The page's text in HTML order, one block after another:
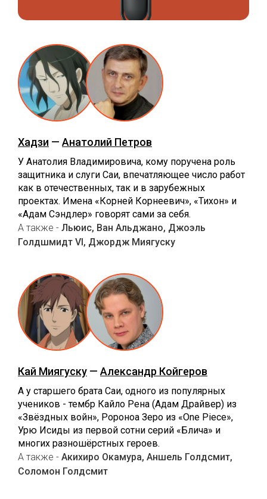
Хадзи — Анатолий Петров
У Анатолия Владимировича, кому поручена роль
защитника и слуги Саи, впечатляющее число работ
как в отечественных, так и в зарубежных
проектах. Имена «Корней Корнеевич», «Тихон» и
«Адам Сэндлер» говорят сами за себя.
А также - Льюис, Ван Альджано, Джоэль
Голдшмидт VI, Джордж Миягуску
Кай Миягуску — Александр Койгеров
А у старшего брата Саи, одного из популярных
учеников - тембр Кайло Рена (Адам Драйвер) из
«Звёздных войн», Ророноа Зеро из «One Piece»,
Урю Исиды из первой сотни серий «Блича» и
многих разношёрстных героев.
А также - Акихиро Окамура, Аншель Голдсмит,
Соломон Голдсмит